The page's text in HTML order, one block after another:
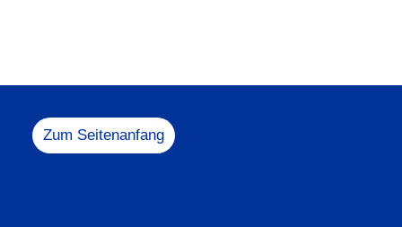
Zum Seitenanfang